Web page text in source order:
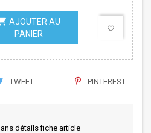
AJOUTER AU
PANIER
favorite_border
TWEET PINTEREST
détails fiche article